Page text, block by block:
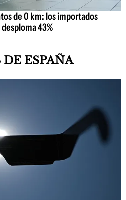
de 0 km: los importados
43%
ESPAÑA